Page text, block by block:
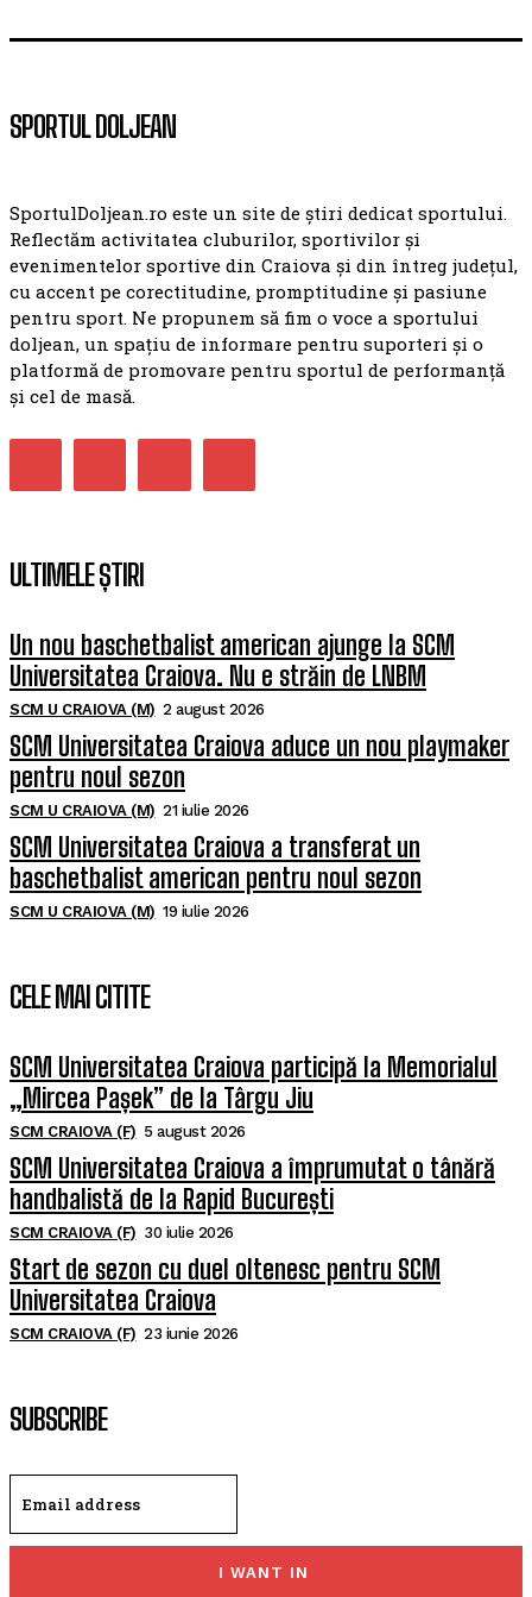
SPORTUL DOLJEAN
SportulDoljean.ro este un site de știri dedicat sportului.
Reflectăm activitatea cluburilor, sportivilor și
evenimentelor sportive din Craiova și din întreg județul,
cu accent pe corectitudine, promptitudine și pasiune
pentru sport. Ne propunem să fim o voce a sportului
doljean, un spațiu de informare pentru suporteri și o
platformă de promovare pentru sportul de performanță
și cel de masă.
ULTIMELE ȘTIRI
Un nou baschetbalist american ajunge la SCM
Universitatea Craiova. Nu e străin de LNBM
SCM U CRAIOVA (M) 2 august 2026
SCM Universitatea Craiova aduce un nou playmaker
pentru noul sezon
SCM U CRAIOVA (M) 21 iulie 2026
SCM Universitatea Craiova a transferat un
baschetbalist american pentru noul sezon
SCM U CRAIOVA (M) 19 iulie 2026
CELE MAI CITITE
SCM Universitatea Craiova participă la Memorialul
„Mircea Pașek” de la Târgu Jiu
SCM CRAIOVA (F) 5 august 2026
SCM Universitatea Craiova a împrumutat o tânără
handbalistă de la Rapid București
SCM CRAIOVA (F) 30 iulie 2026
Start de sezon cu duel oltenesc pentru SCM
Universitatea Craiova
SCM CRAIOVA (F) 23 iunie 2026
SUBSCRIBE
I WANT IN